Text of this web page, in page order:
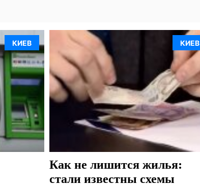
КИЕВ КИЕВ
Как не лишится жилья:
стали известны схемы